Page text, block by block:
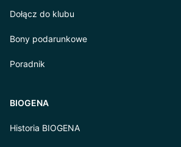
Dołącz do klubu
Bony podarunkowe
Poradnik
BIOGENA
Historia BIOGENA